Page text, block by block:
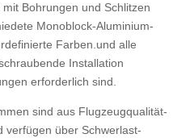
Bohrungen und Schlitzen
Monoblock-Aluminium-
Farben.und alle
Installation
erforderlich sind.
sind aus Flugzeugqualität-
verfügen über Schwerlast-